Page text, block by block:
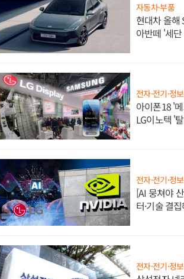
자동차·부품
현대차 올해
아반떼 '세
전자·전기·정
아이폰18 '
LG이노텍 '
전자·전기·정
[AI 뭉쳐야
터·기술 결
전자·전기·정